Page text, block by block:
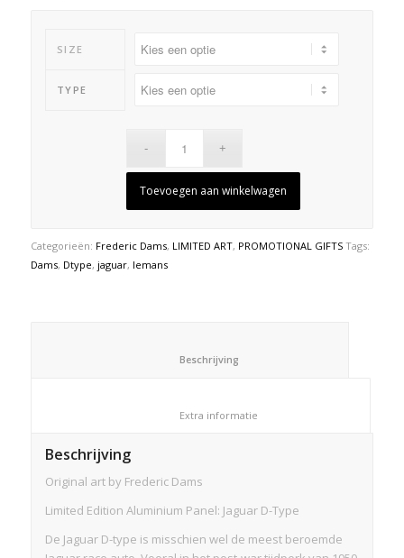
SIZE
TYPE
Toevoegen aan winkelwagen
Categorieën: Frederic Dams, LIMITED ART, PROMOTIONAL GIFTS Tags:
Dams, Dtype, jaguar, lemans
Beschrijving
Original art by Frederic Dams
Limited Edition Aluminium Panel: Jaguar D-Type
De Jaguar D-type is misschien wel de meest beroemde